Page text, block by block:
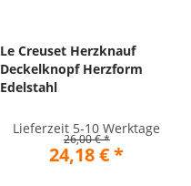
Le Creuset Herzknauf
Deckelknopf Herzform
Edelstahl
Lieferzeit 5-10 Werktage
26,00 € *
24,18 € *